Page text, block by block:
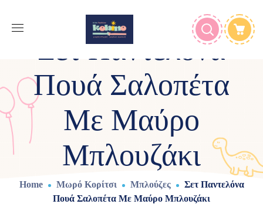
Σετ Παντελόνα
Πουά Σαλοπέτα
Με Μαύρο
Μπλουζάκι
Home Μωρό Κορίτσι Μπλούζες
Σετ Παντελόνα
Πουά Σαλοπέτα Με Μαύρο Μπλουζάκι